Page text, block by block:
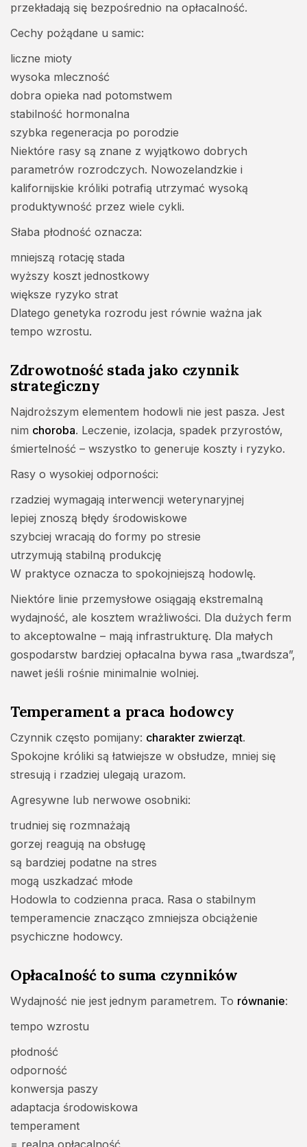
przekładają się bezpośrednio na opłacalność.
Cechy pożądane u samic:
liczne mioty
wysoka mleczność
dobra opieka nad potomstwem
stabilność hormonalna
szybka regeneracja po porodzie
Niektóre rasy są znane z wyjątkowo dobrych
parametrów rozrodczych. Nowozelandzkie i
kalifornijskie króliki potrafią utrzymać wysoką
produktywność przez wiele cykli.
Słaba płodność oznacza:
mniejszą rotację stada
wyższy koszt jednostkowy
większe ryzyko strat
Dlatego genetyka rozrodu jest równie ważna jak
tempo wzrostu.
Zdrowotność stada jako czynnik
strategiczny
Najdroższym elementem hodowli nie jest pasza. Jest
nim choroba. Leczenie, izolacja, spadek przyrostów,
śmiertelność – wszystko to generuje koszty i ryzyko.
Rasy o wysokiej odporności:
rzadziej wymagają interwencji weterynaryjnej
lepiej znoszą błędy środowiskowe
szybciej wracają do formy po stresie
utrzymują stabilną produkcję
W praktyce oznacza to spokojniejszą hodowlę.
Niektóre linie przemysłowe osiągają ekstremalną
wydajność, ale kosztem wrażliwości. Dla dużych ferm
to akceptowalne – mają infrastrukturę. Dla małych
gospodarstw bardziej opłacalna bywa rasa „twardsza”,
nawet jeśli rośnie minimalnie wolniej.
Temperament a praca hodowcy
Czynnik często pomijany: charakter zwierząt.
Spokojne króliki są łatwiejsze w obsłudze, mniej się
stresują i rzadziej ulegają urazom.
Agresywne lub nerwowe osobniki:
trudniej się rozmnażają
gorzej reagują na obsługę
są bardziej podatne na stres
mogą uszkadzać młode
Hodowla to codzienna praca. Rasa o stabilnym
temperamencie znacząco zmniejsza obciążenie
psychiczne hodowcy.
Opłacalność to suma czynników
Wydajność nie jest jednym parametrem. To równanie:
tempo wzrostu
płodność
odporność
konwersja paszy
adaptacja środowiskowa
temperament